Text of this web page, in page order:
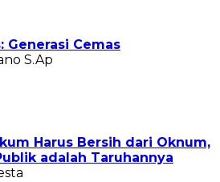
Generasi Cemas
S.Ap
Harus Bersih dari Oknum,
adalah Taruhannya